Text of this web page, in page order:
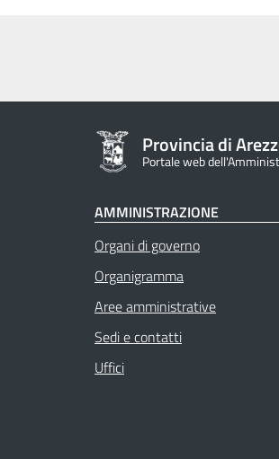
Provincia di
Portale web
AMMINISTRAZIONE
Organi di governo
Organigramma
Aree amministrative
Sedi e contatti
Uffici